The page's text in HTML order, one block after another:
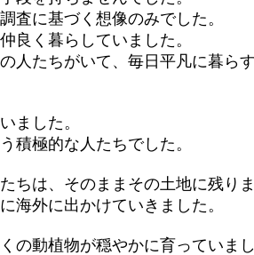
査に基づく想像のみでした。
良く暮らしていました。
人たちがいて、毎日平凡に暮
ました。
積極的な人たちでした。
ちは、そのままその土地に残りま
海外に出かけていきました。
の動植物が穏やかに育っていまし